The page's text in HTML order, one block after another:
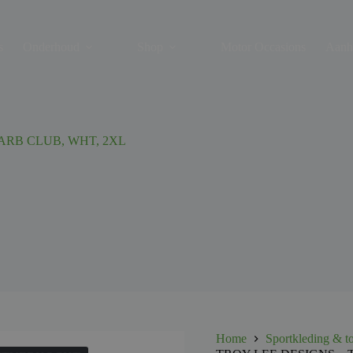
CLUB, WHT, 2XL
Home
Sportkleding &